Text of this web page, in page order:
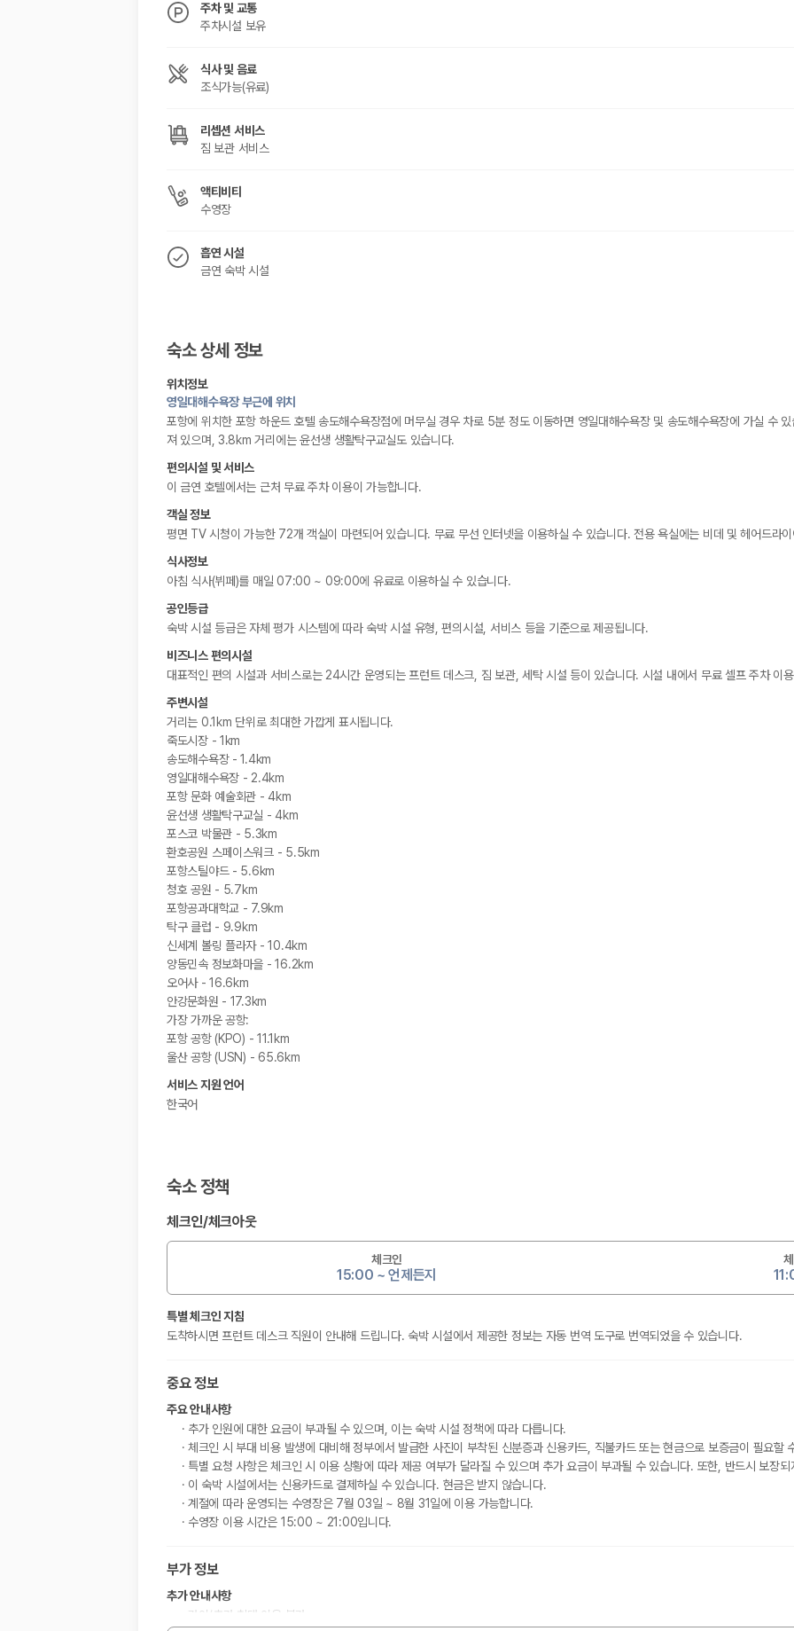
주차 및 교통
주차시설 보유
식사 및 음료
조식가능(유료)
리셉션 서비스
짐 보관 서비스
액티비티
수영장
흡연 시설
금연 숙박 시설
숙소 상세 정보
위치정보
영일대해수욕장 부근에 위치
포항에 위치한 포항 하운드 호텔 송도해수욕장점에 머무실 경우 차로 5분 정도 이동하면 영일대해수욕장 및 송도해수욕장에 가실 수
져 있으며, 3.8km 거리에는 윤선생 생활탁구교실도 있습니다.
편의시설 및 서비스
이 금연 호텔에서는 근처 무료 주차 이용이 가능합니다.
객실 정보
평면 TV 시청이 가능한 72개 객실이 마련되어 있습니다. 무료 무선 인터넷을 이용하실 수 있습니다. 전용 욕실에는 비데 및 헤어드라
식사정보
아침 식사(뷔페)를 매일 07:00 ~ 09:00에 유료로 이용하실 수 있습니다.
공인등급
숙박 시설 등급은 자체 평가 시스템에 따라 숙박 시설 유형, 편의시설, 서비스 등을 기준으로 제공됩니다.
비즈니스 편의시설
대표적인 편의 시설과 서비스로는 24시간 운영되는 프런트 데스크, 짐 보관, 세탁 시설 등이 있습니다. 시설 내에서 무료 셀프 주차 이
주변시설
거리는 0.1km 단위로 최대한 가깝게 표시됩니다.
죽도시장 - 1km
송도해수욕장 - 1.4km
영일대해수욕장 - 2.4km
포항 문화 예술회관 - 4km
윤선생 생활탁구교실 - 4km
포스코 박물관 - 5.3km
환호공원 스페이스워크 - 5.5km
포항스틸야드 - 5.6km
청호 공원 - 5.7km
포항공과대학교 - 7.9km
탁구 클럽 - 9.9km
신세계 볼링 플라자 - 10.4km
양동민속 정보화마을 - 16.2km
오어사 - 16.6km
안강문화원 - 17.3km
가장 가까운 공항:
포항 공항 (KPO) - 11.1km
울산 공항 (USN) - 65.6km
서비스 지원 언어
한국어
숙소 정책
체크인/체크아웃
체크인
15:00 ~ 언제든지
특별 체크인 지침
도착하시면 프런트 데스크 직원이 안내해 드립니다. 숙박 시설에서 제공한 정보는 자동 번역 도구로 번역되었을 수 있습니다.
중요 정보
주요 안내사항
추가 인원에 대한 요금이 부과될 수 있으며, 이는 숙박 시설 정책에 따라 다릅니다.
체크인 시 부대 비용 발생에 대비해 정부에서 발급한 사진이 부착된 신분증과 신용카드, 직불카드 또는 현금으로 보증금이 필요할
특별 요청 사항은 체크인 시 이용 상황에 따라 제공 여부가 달라질 수 있으며 추가 요금이 부과될 수 있습니다. 또한, 반드시 보장되
이 숙박 시설에서는 신용카드로 결제하실 수 있습니다. 현금은 받지 않습니다.
계절에 따라 운영되는 수영장은 7월 03일 ~ 8월 31일에 이용 가능합니다.
수영장 이용 시간은 15:00 ~ 21:00입니다.
부가 정보
추가 안내사항
간이/추가 침대 이용 불가